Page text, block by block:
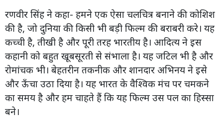
रणवीर सिंह ने कहा- हमने एक ऐसा चलचित्र बनाने की कोशिश
की है, जो दुनिया की किसी भी बड़ी फिल्म की बराबरी करे। यह
कच्ची है, तीखी है और पूरी तरह भारतीय है। आदित्य ने इस
कहानी को बहुत खूबसूरती से संभाला है। यह जटिल भी है और
रोमांचक भी। बेहतरीन तकनीक और शानदार अभिनय ने इसे
और ऊँचा उठा दिया है। यह भारत के वैश्विक मंच पर चमकने
का समय है और हम चाहते हैं कि यह फिल्म उस पल का हिस्सा
बने।